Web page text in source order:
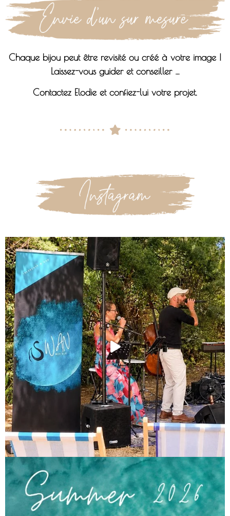
Chaque bijou peut être revisité ou créé à votre image !
Laissez-vous guider et conseiller …
Contactez Elodie et confiez-lui votre projet.